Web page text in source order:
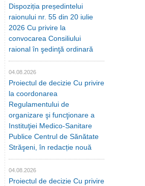
Dispoziția președintelui
raionului nr. 55 din 20 iulie
2026 Cu privire la
convocarea Consiliului
raional în şedinţă ordinară
04.08.2026
Proiectul de decizie Cu privire
la coordonarea
Regulamentului de
organizare şi funcţionare a
Instituţiei Medico-Sanitare
Publice Centrul de Sănătate
Străşeni, în redacție nouă
04.08.2026
Proiectul de decizie Cu privire